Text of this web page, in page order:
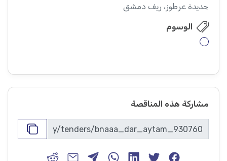
جديدة عرطوز، ريف دمشق
الوسوم
مشاركة هذه المناقصة